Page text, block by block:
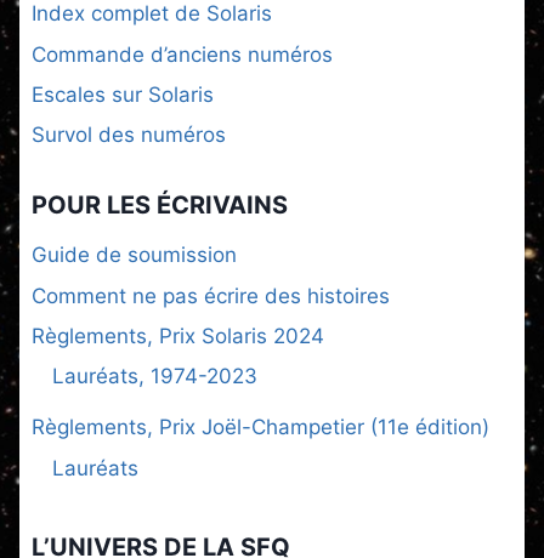
Index complet de Solaris
Commande d’anciens numéros
Escales sur Solaris
Survol des numéros
POUR LES ÉCRIVAINS
Guide de soumission
Comment ne pas écrire des histoires
Règlements, Prix Solaris 2024
Lauréats, 1974-2023
Règlements, Prix Joël-Champetier (11e édition)
Lauréats
L’UNIVERS DE LA SFQ